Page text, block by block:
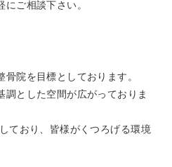
ご相談下さい。
院を目標としております。
調とした空間が広がっておりま
ており、皆様がくつろげる環境